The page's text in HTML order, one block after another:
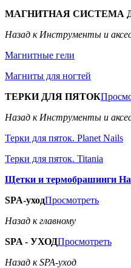
МАГНИТНАЯ СИСТЕМА
Назад к Инструменты и
Магнитные гели
Магниты для ногтей
ТЕРКИ ДЛЯ ПЯТОК
Назад к Инструменты и
Терки для пяток. Planet Nails
Терки для пяток. Titania
Щетки и термобрашинги
SPA-уходПросмотреть
Назад к главному
SPA - УХОДПросмотреть
Назад к SPA-уход